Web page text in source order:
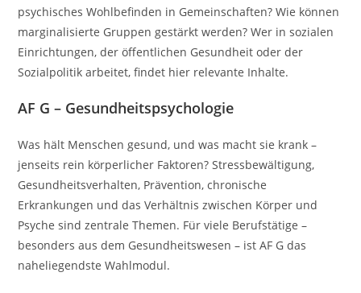
psychisches Wohlbefinden in Gemeinschaften? Wie können
marginalisierte Gruppen gestärkt werden? Wer in sozialen
Einrichtungen, der öffentlichen Gesundheit oder der
Sozialpolitik arbeitet, findet hier relevante Inhalte.
AF G – Gesundheitspsychologie
Was hält Menschen gesund, und was macht sie krank –
jenseits rein körperlicher Faktoren? Stressbewältigung,
Gesundheitsverhalten, Prävention, chronische
Erkrankungen und das Verhältnis zwischen Körper und
Psyche sind zentrale Themen. Für viele Berufstätige –
besonders aus dem Gesundheitswesen – ist AF G das
naheliegendste Wahlmodul.